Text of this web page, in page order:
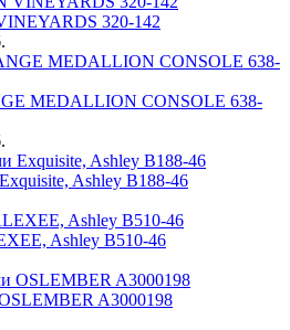
320-142
MEDALLION CONSOLE 638-
Ashley B188-46
Ashley B510-46
A3000198